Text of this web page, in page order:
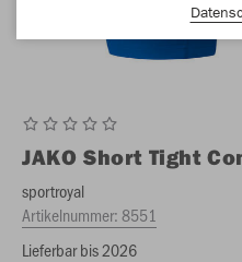
JAKO Short Tight
sportroyal
Artikelnummer:8551
Lieferbar bis 2026